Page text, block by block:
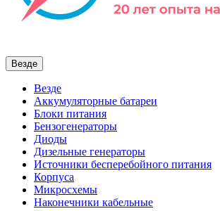
Везде
Везде
Аккумуляторные батареи
Блоки питания
Бензогенераторы
Диоды
Дизельные генераторы
Источники бесперебойного питания
Корпуса
Микросхемы
Наконечники кабельные